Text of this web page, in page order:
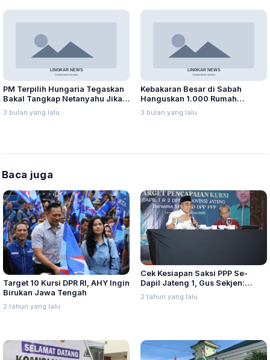
PM Terpilih Hungaria Tegaskan
Bakal Tangkap Netanyahu Jika
Masuk Wilayahnya
3 bulan yang lalu
Kebakaran Besar di Sabah
Hanguskan 1.000 Rumah
Panggung, Ribuan Warga
Mengungsi
3 bulan yang lalu
Baca juga
Target 10 Kursi DPR RI, AHY Ingin
Birukan Jawa Tengah
2 tahun yang lalu
Cek Kesiapan Saksi PPP Se-
Dapil Jateng 1, Gus Sekjen:
Optimis Rebut 1 Kursi DPR RI
2 tahun yang lalu